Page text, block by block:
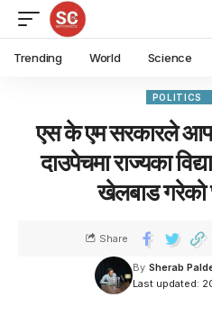
Trending World Science
POLITICS
एस के एम सरकारले
दाउपेचमा राज्यका
खेलबाड
Last updated:
By Sherab
Share